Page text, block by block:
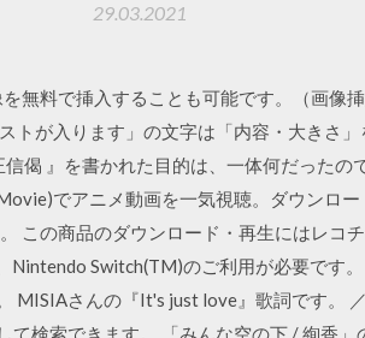
29.03.2021
無料で挿入することも可能です。（画像
トが入ります」の文字は「内容・大きさ
偈 』を書かれた目的は、一体何だったの
でアニメ動画を一気視聴。ダウンロ
この商品のダウンロード・再生にはレコ
Switch(TM)のご利用が必要です
MISIAさんの『It's just love』歌詞です。
検索できます。 「みんな空の下 / 絢香